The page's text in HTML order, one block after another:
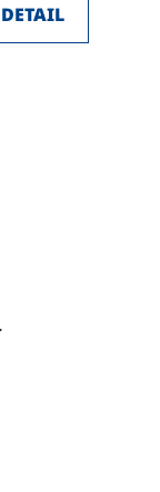
DETAIL